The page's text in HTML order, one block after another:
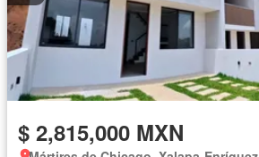
$ 2,815,000 MXN